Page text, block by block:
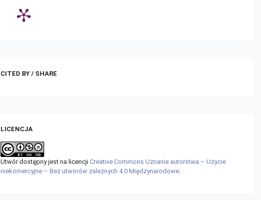
CITED BY / SHARE
LICENCJA
Utwór dostępny jest na licencji Creative Commons Uznanie autorstwa – Użycie
niekomercyjne – Bez utworów zależnych 4.0 Międzynarodowe